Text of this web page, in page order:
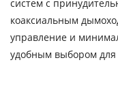
систем с
коаксиальным
управление и
удобным выбором для